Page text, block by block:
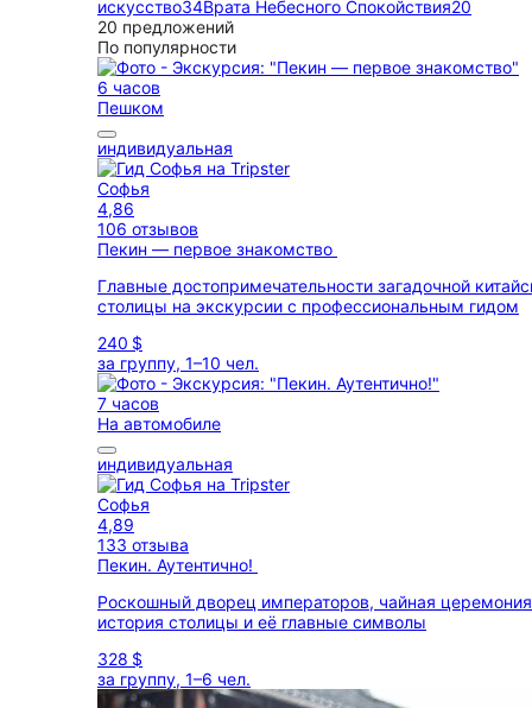
искусство34Врата Небесного Спокойствия20
20 предложений
По популярности
6 часов
Пешком
индивидуальная
Софья
4,86
106 отзывов
Пекин — первое знакомство
Главные достопримечательности загадочной
столицы на экскурсии с профессиональным гидом
240 $
за группу, 1–10 чел.
7 часов
На автомобиле
индивидуальная
Софья
4,89
133 отзыва
Пекин. Аутентично!
Роскошный дворец императоров, чайная
история столицы и её главные символы
328 $
за группу, 1–6 чел.